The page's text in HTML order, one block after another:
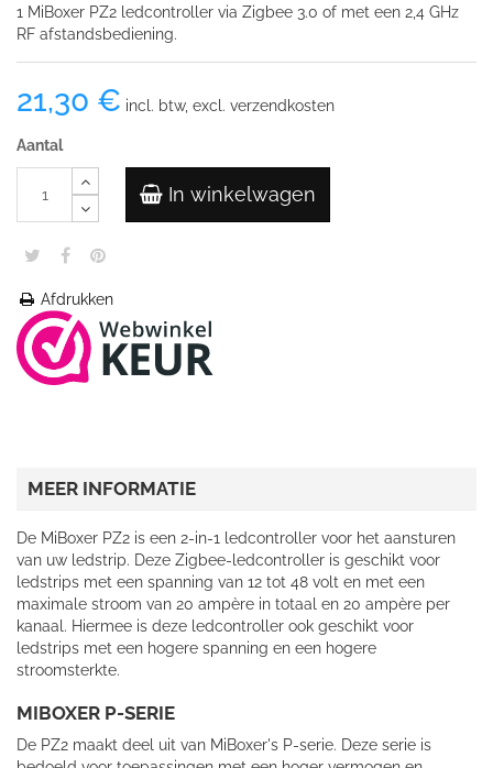
1 MiBoxer PZ2 ledcontroller via Zigbee 3.0 of met een 2,4 GHz
RF afstandsbediening.
21,30 € incl. btw, excl. verzendkosten
Aantal
In winkelwagen
Afdrukken
MEER INFORMATIE
De MiBoxer PZ2 is een 2-in-1 ledcontroller voor het aansturen
van uw ledstrip. Deze Zigbee-ledcontroller is geschikt voor
ledstrips met een spanning van 12 tot 48 volt en met een
maximale stroom van 20 ampère in totaal en 20 ampère per
kanaal. Hiermee is deze ledcontroller ook geschikt voor
ledstrips met een hogere spanning en een hogere
stroomsterkte.
MIBOXER P-SERIE
De PZ2 maakt deel uit van MiBoxer's P-serie. Deze serie is